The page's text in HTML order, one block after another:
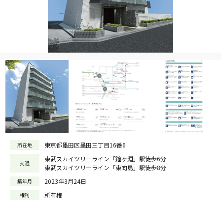
所在地 東京都墨田区墨田三丁目16番6
交通
東武スカイツリーライン「鐘ヶ淵」駅徒歩6分
東武スカイツリーライン「東向島」駅徒歩8分
築年月 2023年3月24日
権利 所有権